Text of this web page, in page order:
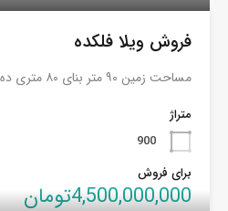
فروش ویلا فلکده
مساحت زمین ۹۰ متر بنای ۸۰ متری ده سال ساخت…
متراژ
900
برای فروش
4,500,000,000تومان